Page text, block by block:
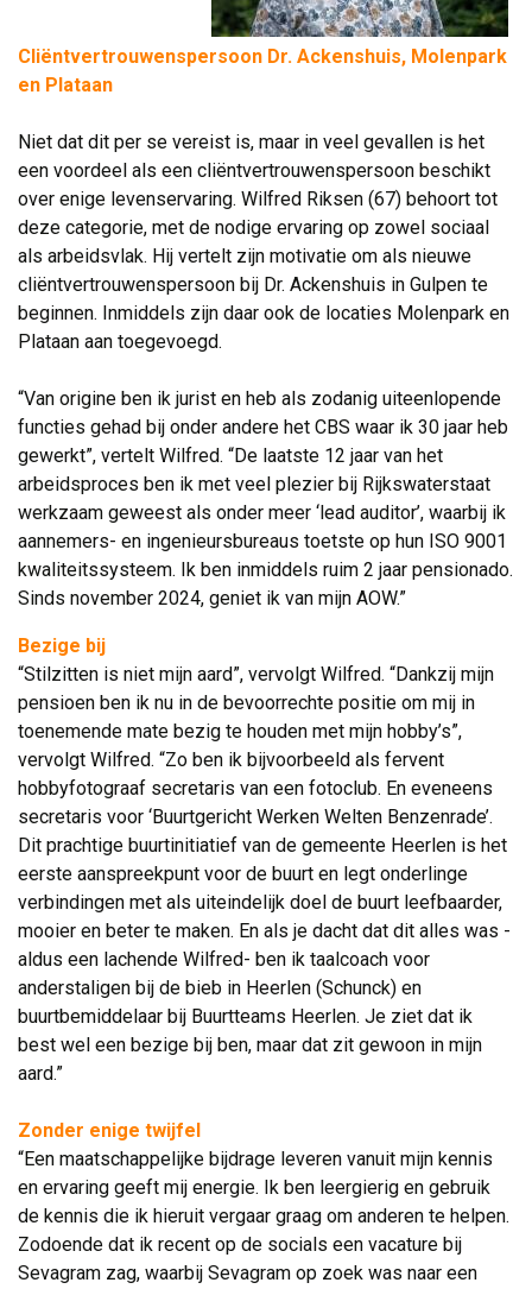
Cliëntvertrouwenspersoon Dr. Ackenshuis, Molenpark
en Plataan
Niet dat dit per se vereist is, maar in veel gevallen is het
een voordeel als een cliëntvertrouwenspersoon beschikt
over enige levenservaring. Wilfred Riksen (67) behoort tot
deze categorie, met de nodige ervaring op zowel sociaal
als arbeidsvlak. Hij vertelt zijn motivatie om als nieuwe
cliëntvertrouwenspersoon bij Dr. Ackenshuis in Gulpen te
beginnen. Inmiddels zijn daar ook de locaties Molenpark en
Plataan aan toegevoegd.
“Van origine ben ik jurist en heb als zodanig uiteenlopende
functies gehad bij onder andere het CBS waar ik 30 jaar heb
gewerkt”, vertelt Wilfred. “De laatste 12 jaar van het
arbeidsproces ben ik met veel plezier bij Rijkswaterstaat
werkzaam geweest als onder meer ‘lead auditor’, waarbij ik
aannemers- en ingenieursbureaus toetste op hun ISO 9001
kwaliteitssysteem. Ik ben inmiddels ruim 2 jaar pensionado.
Sinds november 2024, geniet ik van mijn AOW.”
Bezige bij
“Stilzitten is niet mijn aard”, vervolgt Wilfred. “Dankzij mijn
pensioen ben ik nu in de bevoorrechte positie om mij in
toenemende mate bezig te houden met mijn hobby’s”,
vervolgt Wilfred. “Zo ben ik bijvoorbeeld als fervent
hobbyfotograaf secretaris van een fotoclub. En eveneens
secretaris voor ‘Buurtgericht Werken Welten Benzenrade’.
Dit prachtige buurtinitiatief van de gemeente Heerlen is het
eerste aanspreekpunt voor de buurt en legt onderlinge
verbindingen met als uiteindelijk doel de buurt leefbaarder,
mooier en beter te maken. En als je dacht dat dit alles was -
aldus een lachende Wilfred- ben ik taalcoach voor
anderstaligen bij de bieb in Heerlen (Schunck) en
buurtbemiddelaar bij Buurtteams Heerlen. Je ziet dat ik
best wel een bezige bij ben, maar dat zit gewoon in mijn
aard.”
Zonder enige twijfel
“Een maatschappelijke bijdrage leveren vanuit mijn kennis
en ervaring geeft mij energie. Ik ben leergierig en gebruik
de kennis die ik hieruit vergaar graag om anderen te helpen.
Zodoende dat ik recent op de socials een vacature bij
Sevagram zag, waarbij Sevagram op zoek was naar een